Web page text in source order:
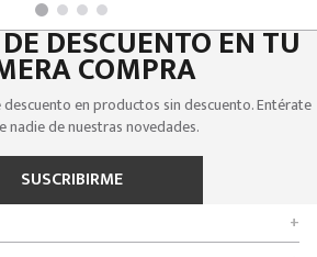
DESCUENTO EN TU
COMPRA
en productos sin descuento. Entérate
nadie de nuestras novedades.
SUSCRIBIRME
+